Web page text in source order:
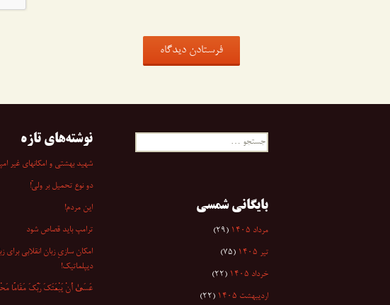
جستجو
نوشته‌های تازه
شهید بهشتی و امکانهای غیر
دو نوع تحمیل بر ولیّ!
این مردم!
ترامپ باید قصاص شود
امکان سازیِ زبان انقلابی برای
دیپلماتیک!
عَسَىٰ أَنْ یَبْعَثَکَ رَبُّکَ مَقَامًا
بایگانی شمسی
مرداد ۱۴۰۵ (۲۹)
تیر ۱۴۰۵ (۷۵)
خرداد ۱۴۰۵ (۲۲)
اردیبهشت ۱۴۰۵ (۲۲)